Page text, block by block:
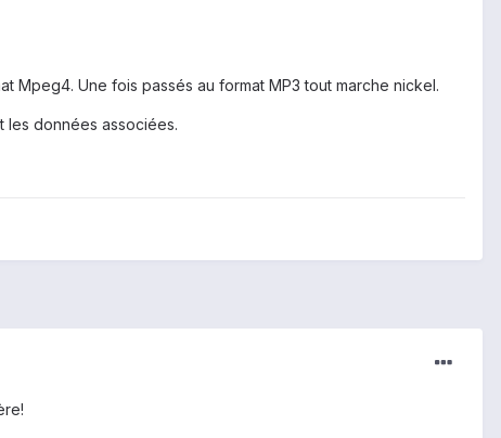
Mpeg4. Une fois passés au format MP3 tout marche nickel.
les données associées.